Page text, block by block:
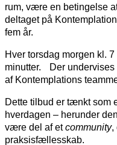
rum, være en betingelse
deltaget på
fem år.
Hver torsdag morgen kl.
minutter. Der
af Kontemplations
Dette tilbud er tænkt som
hverdagen – herunder
være del af etcommunity,
praksisfællesskab.